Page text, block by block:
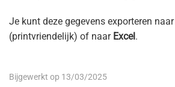
Je kunt deze gegevens exporteren naar
(printvriendelijk) of naar Excel.
Bijgewerkt op 13/03/2025